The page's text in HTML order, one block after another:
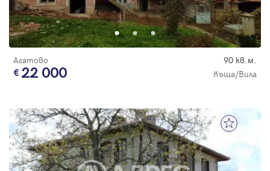
Агатово 90 кв.м.
22 000 Къща/Вила